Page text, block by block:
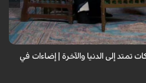
على أداء شعيرةٍ إيمانية، بل تحمل
تنعكس على حياة الزائر. فما هي النعم...
تمتد إلى الدنيا والآخرة | إضاءات في